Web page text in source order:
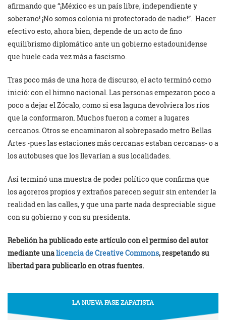
afirmando que “¡México es un país libre, independiente y
soberano! ¡No somos colonia ni protectorado de nadie!”. Hacer
efectivo esto, ahora bien, depende de un acto de fino
equilibrismo diplomático ante un gobierno estadounidense
que huele cada vez más a fascismo.
Tras poco más de una hora de discurso, el acto terminó como
inició: con el himno nacional. Las personas empezaron poco a
poco a dejar el Zócalo, como si esa laguna devolviera los ríos
que la conformaron. Muchos fueron a comer a lugares
cercanos. Otros se encaminaron al sobrepasado metro Bellas
Artes -pues las estaciones más cercanas estaban cercanas- o a
los autobuses que los llevarían a sus localidades.
Así terminó una muestra de poder político que confirma que
los agoreros propios y extraños parecen seguir sin entender la
realidad en las calles, y que una parte nada despreciable sigue
con su gobierno y con su presidenta.
Rebelión ha publicado este artículo con el permiso del autor
mediante unalicencia de Creative Commons, respetando su
libertad para publicarlo en otras fuentes.
LA NUEVA FASE ZAPATISTA